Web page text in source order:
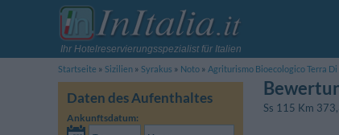
Ihr Hotelreservierungsspezialist für Italien
Startseite
Sizilien Syrakus Noto Agriturismo Bioecologico Terra Di
Daten des Aufenthaltes
Ankunftsdatum:
Ss 115 Km